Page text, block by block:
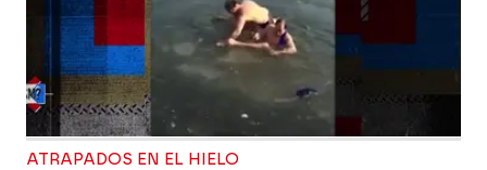
ATRAPADOS EN EL HIELO